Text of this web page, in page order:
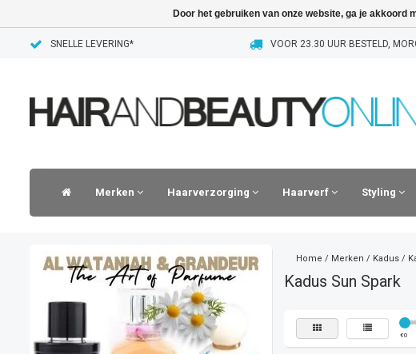
SNELLE LEVERING* VOOR 23.30 UUR BESTELD,
Merken Haarverzorging Haarverf Styling
Home / Merken / Kadus/
Kadus Sun Spark
€0
Door het gebruiken van onze website, ga je